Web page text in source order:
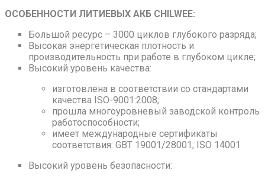
ОСОБЕННОСТИ ЛИТИЕВЫХ АКБ CHILWEE:
Большой ресурс – 3000 циклов глубокого разряда;
Высокая энергетическая плотность и
производительность при работе в глубоком цикле;
Высокий уровень качества:
изготовлена в соответствии со стандартами
качества ISO-9001:2008;
прошла многоуровневый заводской контроль
работоспособности;
имеет международные сертификаты
соответствия: GBT 19001/28001; ISO 14001
Высокий уровень безопасности: